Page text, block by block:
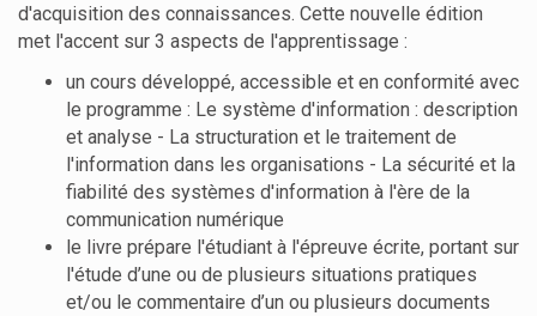
d'acquisition des connaissances. Cette nouvelle édition
met l'accent sur 3 aspects de l'apprentissage :
un cours développé, accessible et en conformité avec
le programme : Le système d'information : description
et analyse - La structuration et le traitement de
l'information dans les organisations - La sécurité et la
fiabilité des systèmes d'information à l'ère de la
communication numérique
le livre prépare l'étudiant à l'épreuve écrite, portant sur
l'étude d’une ou de plusieurs situations pratiques
et/ou le commentaire d’un ou plusieurs documents